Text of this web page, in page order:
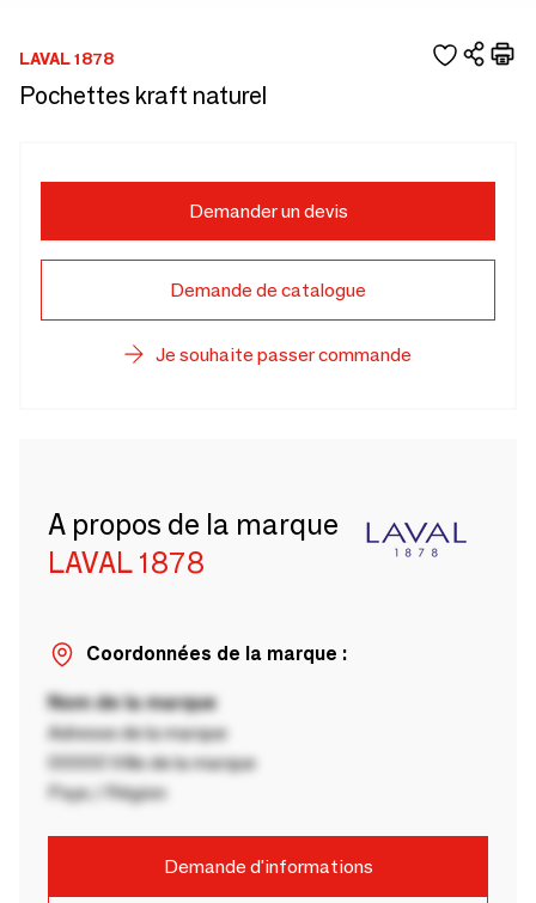
LAVAL 1878
Pochettes kraft naturel
Demander un devis
Demande de catalogue
Je souhaite passer commande
A propos de la marque
LAVAL 1878
Coordonnées de la marque :
Nom de la marque
Adresse de la marque
00000 Ville de la marque
Pays / Région
Demande d'informations